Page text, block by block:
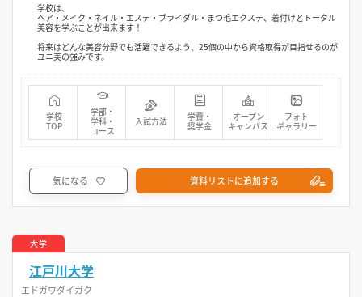
学校は、
ヘア・メイク・ネイル・エステ・ブライダル・まつ毛エクステ、着付けとトータル
美容を学ぶことが出来ます！
将来はどんな美容分野でも活躍できるよう、25個の中から資格取得が目指せるのが
ユニ美の強みです。
学校
TOP
学部・
学科・
コース
入試方法
学費・
奨学金
オープン
キャンパス
フォト
ギャラリー
気になる 資料リストに追加する
大学
江戸川大学
エドガワダイガク